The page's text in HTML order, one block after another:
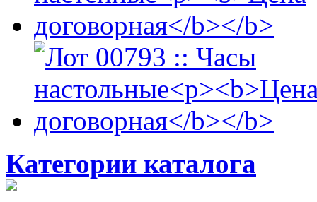
Категории каталога